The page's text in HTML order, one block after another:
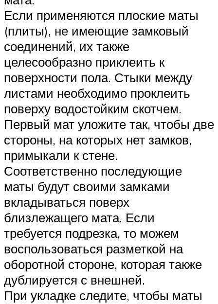
Если применяются плоские маты
(плиты), не имеющие замковый
соединений, их также
целесообразно приклеить к
поверхности пола. Стыки между
листами необходимо проклеить
поверху водостойким скотчем.
Первый мат уложите так, чтобы две
стороны, на которых нет замков,
примыкали к стене.
Соответственно последующие
маты будут своими замками
вкладываться поверх
близлежащего мата. Если
требуется подрезка, то можем
воспользоваться разметкой на
оборотной стороне, которая также
дублируется с внешней.
При укладке следите, чтобы маты